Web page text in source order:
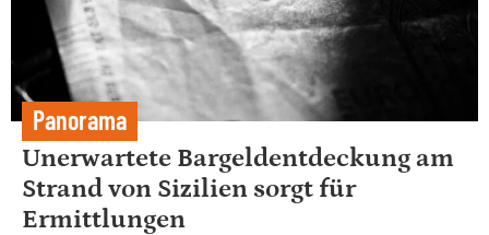
Panorama
Unerwartete Bargeldentdeckung am
Strand von Sizilien sorgt für
Ermittlungen